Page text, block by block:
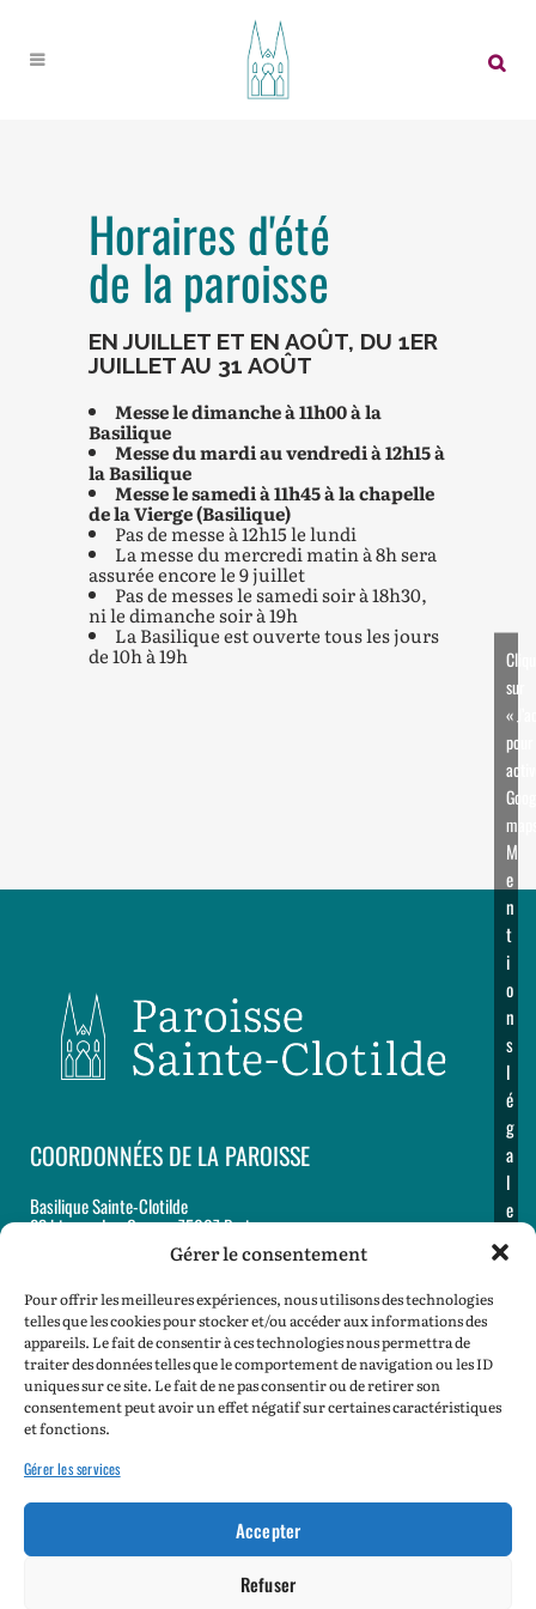
Gérer le consentement
Pour offrir les meilleures expériences, nous utilisons des technologies
telles que les cookies pour stocker et/ou accéder aux informations des
appareils. Le fait de consentir à ces technologies nous permettra de
traiter des données telles que le comportement de navigation ou les ID
uniques sur ce site. Le fait de ne pas consentir ou de retirer son
consentement peut avoir un effet négatif sur certaines caractéristiques
et fonctions.
Gérer les services
Accepter
Refuser
Horaires d'été
de la paroisse
EN JUILLET ET EN AOÛT, DU 1ER
JUILLET AU 31 AOÛT
Messe le dimanche à 11h00 à la
Basilique
Messe du mardi au vendredi à 12h15 à
la Basilique
Messe le samedi à 11h45 à la chapelle
de la Vierge (Basilique)
Pas de messe à 12h15 le lundi
La messe du mercredi matin à 8h sera
assurée encore le 9 juillet
Pas de messes le samedi soir à 18h30,
ni le dimanche soir à 19h
La Basilique est ouverte tous les jours
de 10h à 19h
sur
«
pour
M
e
n
t
i
o
n
s
l
é
g
a
l
e
COORDONNÉES DE LA PAROISSE
Basilique Sainte-Clotilde
23 bis, rue Las Cases - 75007 Paris
29, rue Las Cases - 75007 Paris
Accueil et secrétariat paroissiaux
12, rue Martignac - 75007 Paris
Tél : 01 44 18 62 60
Email :paroisse@sainte-clotilde.com